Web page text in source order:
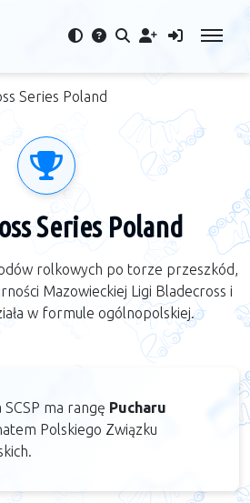
Series Poland
Series Poland
rolkowych po torze przeszkód,
Mazowieckiej Ligi Bladecross i
w formule ogólnopolskiej.
SCSP ma rangę Pucharu
Polskiego Związku